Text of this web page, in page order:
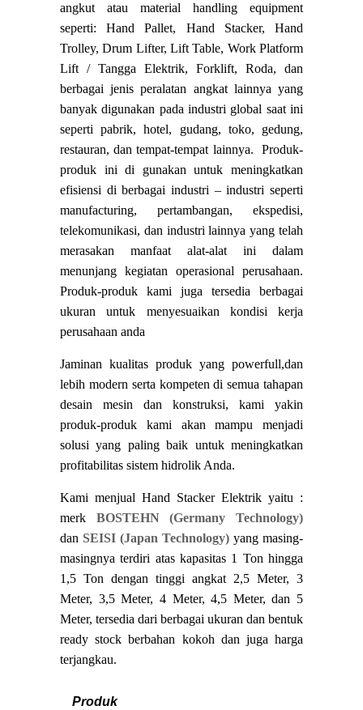
angkut atau material handling equipment
seperti: Hand Pallet, Hand Stacker, Hand
Trolley, Drum Lifter, Lift Table, Work Platform
Lift / Tangga Elektrik, Forklift, Roda, dan
berbagai jenis peralatan angkat lainnya yang
banyak digunakan pada industri global saat ini
seperti pabrik, hotel, gudang, toko, gedung,
restauran, dan tempat-tempat lainnya. Produk-
produk ini di gunakan untuk meningkatkan
efisiensi di berbagai industri – industri seperti
manufacturing, pertambangan, ekspedisi,
telekomunikasi, dan industri lainnya yang telah
merasakan manfaat alat-alat ini dalam
menunjang kegiatan operasional perusahaan.
Produk-produk kami juga tersedia berbagai
ukuran untuk menyesuaikan kondisi kerja
perusahaan anda
Jaminan kualitas produk yang powerfull,dan
lebih modern serta kompeten di semua tahapan
desain mesin dan konstruksi, kami yakin
produk-produk kami akan mampu menjadi
solusi yang paling baik untuk meningkatkan
profitabilitas sistem hidrolik Anda.
Kami menjual Hand Stacker Elektrik yaitu :
merk BOSTEHN (Germany Technology)
dan SEISI (Japan Technology) yang masing-
masingnya terdiri atas kapasitas 1 Ton hingga
1,5 Ton dengan tinggi angkat 2,5 Meter, 3
Meter, 3,5 Meter, 4 Meter, 4,5 Meter, dan 5
Meter, tersedia dari berbagai ukuran dan bentuk
ready stock berbahan kokoh dan juga harga
terjangkau.
Produk